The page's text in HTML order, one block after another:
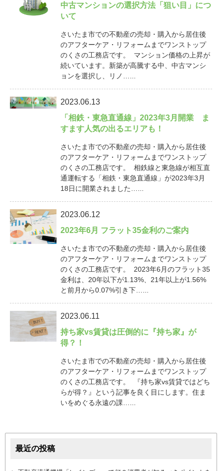
中古マンションの選択方法「狙い目」につ
いて
さいたま市での不動産の売却・購入から居住後
のアフターケア・リフォームまでワンストップ
のくさの工務店です。 マンション価格の上昇が
続いています。新築が高騰する中、中古マンシ
ョンを選択し、リノ…...
2023.06.13
「相鉄・東急直通線」2023年3月開業 ま
すます人気の出るエリアも！
さいたま市での不動産の売却・購入から居住後
のアフターケア・リフォームまでワンストップ
のくさの工務店です。 相鉄線と東急線が相互直
通運転する「相鉄・東急直通線」が2023年3月
18日に開業されました…...
2023.06.12
2023年6月 フラット35金利のご案内
さいたま市での不動産の売却・購入から居住後
のアフターケア・リフォームまでワンストップ
のくさの工務店です。 2023年6月のフラット35
金利は、20年以下が1.13%、21年以上が1.56%
と前月から0.07%引き下…...
2023.06.11
持ち家vs賃貸は圧倒的に『持ち家』が
得？！
さいたま市での不動産の売却・購入から居住後
のアフターケア・リフォームまでワンストップ
のくさの工務店です。 『持ち家vs賃貸ではどち
らが得？』という記事を良く目にします。住ま
いをめぐる永遠の課…...
最近の投稿